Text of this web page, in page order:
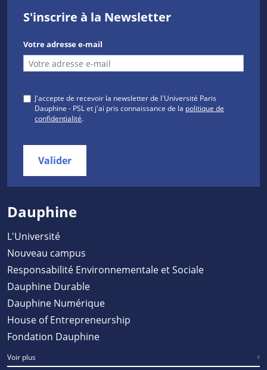
S'inscrire à la Newsletter
Votre adresse e-mail
J'accepte de recevoir la newsletter de l'Université Paris
Dauphine - PSL et j'ai pris connaissance de la politique de
confidentialité.
Valider
Dauphine
L'Université
Nouveau campus
Responsabilité Environnementale et Sociale
Dauphine Durable
Dauphine Numérique
House of Entrepreneurship
Fondation Dauphine
Voir plus